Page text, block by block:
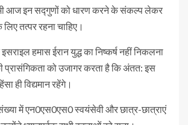
आज इन सद्गुणों को धारण करने के संकल्प लेकर
तत्पर रहना चाहिए।
हमास ईरान युद्ध का निष्कर्ष नहीं निकलना
प्रासंगिकता को उजागर करता है कि अंतत: इस
ही विद्यमान रहेंगे।
में एन0एस0एस0 स्वयंसेवी और छात्र-छात्राएं